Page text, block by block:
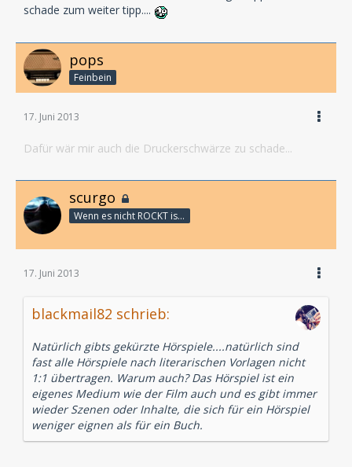
schade zum weiter tipp....
pops
Feinbein
17. Juni 2013
Dafür wär mir auch die Druckerschwärze zu schade...
scurgo
Wenn es nicht ROCKT is es fürn ARSCH!
17. Juni 2013
blackmail82 schrieb:
Natürlich gibts gekürzte Hörspiele....natürlich sind
fast alle Hörspiele nach literarischen Vorlagen nicht
1:1 übertragen. Warum auch? Das Hörspiel ist ein
eigenes Medium wie der Film auch und es gibt immer
wieder Szenen oder Inhalte, die sich für ein Hörspiel
weniger eignen als für ein Buch.